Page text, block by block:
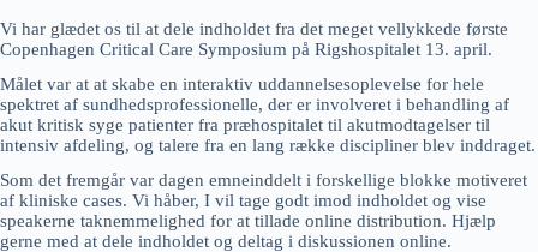
Vi har glædet os til at dele indholdet fra det meget vellykkede første
Copenhagen Critical Care Symposium på Rigshospitalet 13. april.
Målet var at at skabe en interaktiv uddannelsesoplevelse for hele
spektret af sundhedsprofessionelle, der er involveret i behandling af
akut kritisk syge patienter fra præhospitalet til akutmodtagelser til
intensiv afdeling, og talere fra en lang række discipliner blev inddraget.
Som det fremgår var dagen emneinddelt i forskellige blokke motiveret
af kliniske cases. Vi håber, I vil tage godt imod indholdet og vise
speakerne taknemmelighed for at tillade online distribution. Hjælp
gerne med at dele indholdet og deltag i diskussionen online.